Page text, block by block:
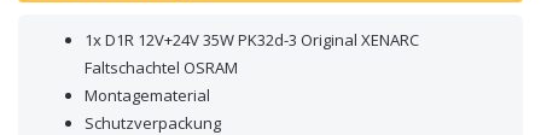
1x D1R 12V+24V 35W PK32d-3 Original XENARC
Faltschachtel OSRAM
Montagematerial
Schutzverpackung